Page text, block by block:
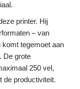
printer. Hij
– van
komt tegemoet aan
De grote
250 vel,
de productiviteit.